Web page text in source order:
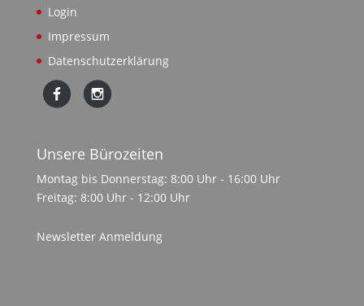
Login
Impressum
Datenschutzerklärung
Unsere Bürozeiten
Montag bis Donnerstag: 8:00 Uhr - 16:00 Uhr
Freitag: 8:00 Uhr - 12:00 Uhr
Newsletter Anmeldung